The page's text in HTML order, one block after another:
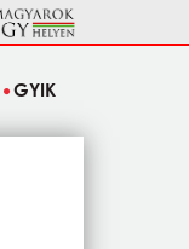
GYIK